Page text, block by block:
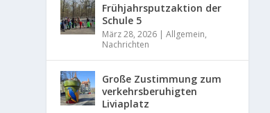
Frühjahrsputzaktion der
Schule 5
März 28, 2026 |Allgemein,
Nachrichten
Große Zustimmung zum
verkehrsberuhigten
Liviaplatz